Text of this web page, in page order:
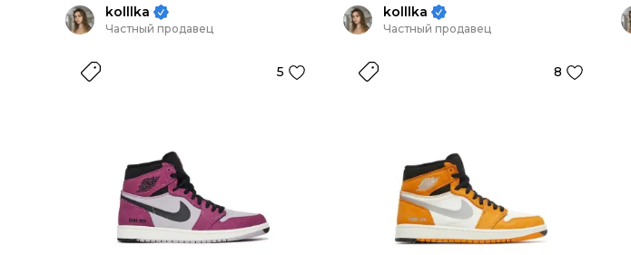
kolllka
Частный продавец
5
kolllka
Частный продавец
8